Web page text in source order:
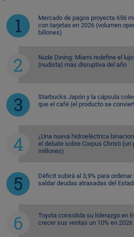
Mercado de pagos proyecta 656
con tarjetas en 2026 (volumen
billones)
Nude Dining: Miami redefine el
(nudista) más disruptiva del año
Starbucks Japón y la cápsula
que el café (el producto se
¿Una nueva hidroeléctrica
el debate sobre Corpus Christi (un
millones)
Déficit subirá al 3,9% para
saldar deudas atrasadas del
Toyota consolida su liderazgo en
crecer sus ventas un 10% en 2026